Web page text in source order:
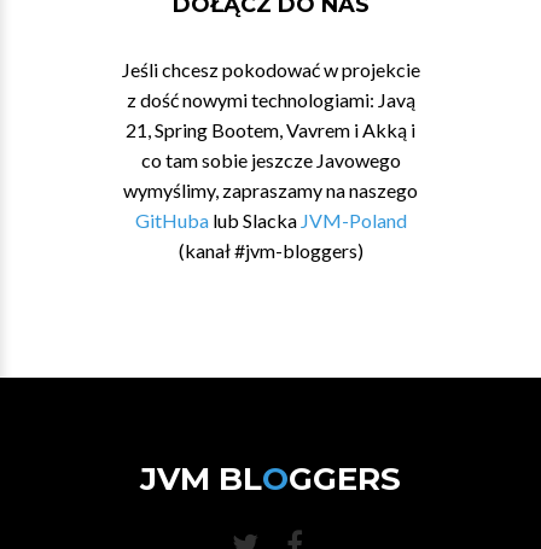
Jeśli chcesz pokodować w projekcie
z dość nowymi technologiami: Javą
21, Spring Bootem, Vavrem i Akką i
co tam sobie jeszcze Javowego
wymyślimy, zapraszamy na naszego
GitHubalub Slacka JVM-Poland
(kanał #jvm-bloggers)
JVM BLOGGERS